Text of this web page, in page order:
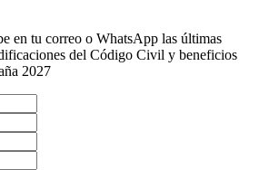
en tu correo o WhatsApp las últimas
del Código Civil y beneficios
2027